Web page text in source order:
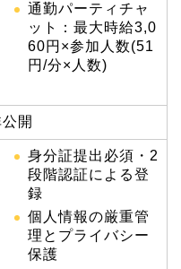
通勤パーティチャ
ット：最大時給3,0
60円×参加人数(51
円/分×人数)
開
身分証提出必須・2
段階認証による登
録
個人情報の厳重管
理とプライバシー
保護